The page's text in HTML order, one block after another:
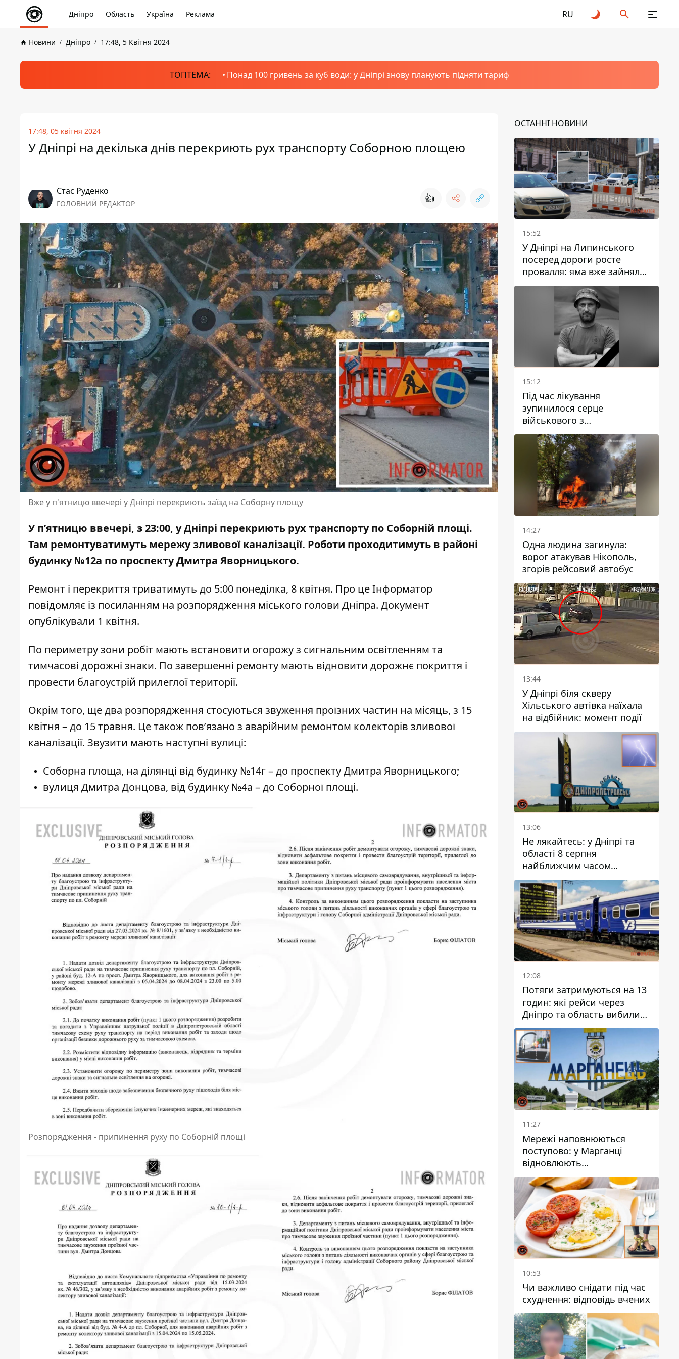
Дніпро Область Україна Реклама RU
Новини Дніпро 17:48, 5 Квітня 2024
ТОПТЕМА: Понад 100 гривень за куб води: у Дніпрі знову планують підняти тариф
17:48, 05 квітня 2024
У Дніпрі на декілька днів перекриють рух транспорту Соборною площею
Стас Руденко
ГОЛОВНИЙ РЕДАКТОР 👍
Вже у п'ятницю ввечері у Дніпрі перекриють заїзд на Соборну площу
У п’ятницю ввечері, з 23:00, у Дніпрі перекриють рух транспорту по Соборній площі.
Там ремонтуватимуть мережу зливової каналізації. Роботи проходитимуть в районі
будинку №12а по проспекту Дмитра Яворницького.
Ремонт і перекриття триватимуть до 5:00 понеділка, 8 квітня. Про це Інформатор
повідомляє із посиланням на розпорядження міського голови Дніпра. Документ
опублікували 1 квітня.
По периметру зони робіт мають встановити огорожу з сигнальним освітленням та
тимчасові дорожні знаки. По завершенні ремонту мають відновити дорожнє покриття і
провести благоустрій прилеглої території.
Окрім того, ще два розпорядження стосуються звуження проїзних частин на місяць, з 15
квітня – до 15 травня. Це також пов’язано з аварійним ремонтом колекторів зливової
каналізації. Звузити мають наступні вулиці:
Соборна площа, на ділянці від будинку №14г – до проспекту Дмитра Яворницького;
вулиця Дмитра Донцова, від будинку №4а – до Соборної площі.
Розпорядження - припинення руху по Соборній площі
ОСТАННІ НОВИНИ
15:52
У Дніпрі на Липинського
посеред дороги росте
провалля: яма вже зайняла
смугу руху
15:12
Під час лікування
зупинилося серце
військового з
Дніпропетровської області
Ростислава Лупашка
14:27
Одна людина загинула:
ворог атакував Нікополь,
згорів рейсовий автобус
13:44
У Дніпрі біля скверу
Хільського автівка наїхала
на відбійник: момент події
13:06
Не лякайтесь: у Дніпрі та
області 8 серпня
найближчим часом
очікується гроза
12:08
Потяги затримуються на 13
годин: які рейси через
Дніпро та область вибилися
з графіка
11:27
Мережі наповнюються
поступово: у Марганці
відновлюють
водопостачання
10:53
Чи важливо снідати під час
схуднення: відповідь вчених